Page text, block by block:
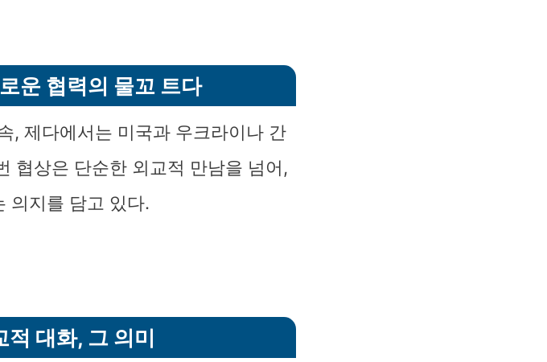
운 협력의 물꼬 트다
, 제다에서는 미국과 우크라이나 간
협상은 단순한 외교적 만남을 넘어,
의지를 담고 있다.
적 대화, 그 의미